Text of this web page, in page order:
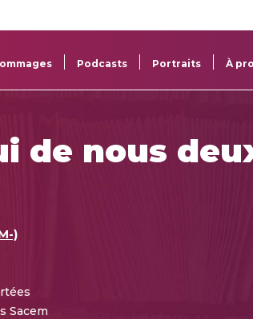
des œuvres
Podcasts Portraits À
de nous
)
Sacem